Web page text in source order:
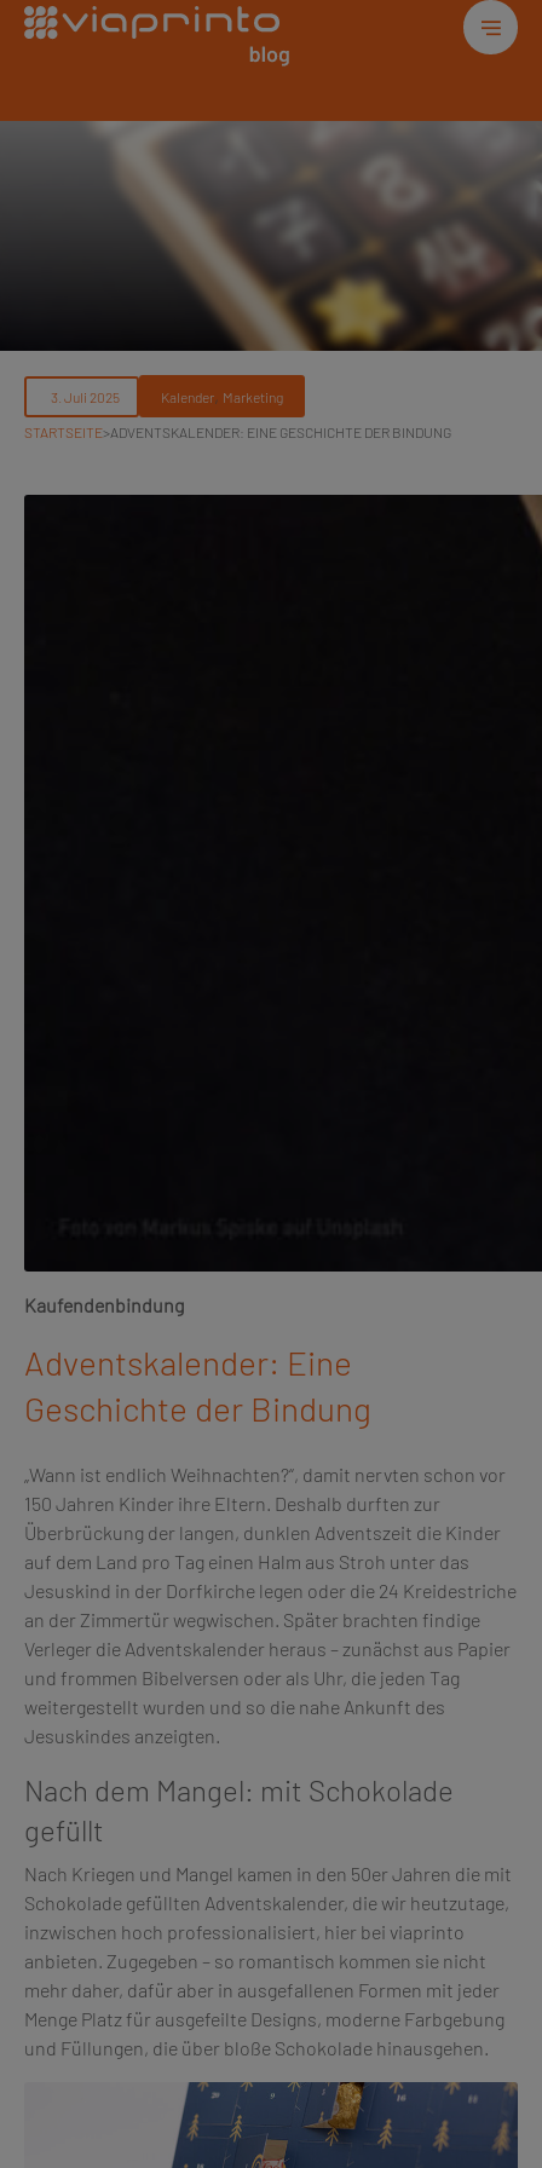
Kalender, Marketing
STARTSEITE>ADVENTSKALENDER: EINE GESCHICHTE DER BINDUNG
Kaufendenbindung
Adventskalender: Eine
Geschichte der Bindung
„Wann ist endlich Weihnachten?“, damit nervten schon vor
150 Jahren Kinder ihre Eltern. Deshalb durften zur
Überbrückung der langen, dunklen Adventszeit die Kinder
auf dem Land pro Tag einen Halm aus Stroh unter das
Jesuskind in der Dorfkirche legen oder die 24 Kreidestriche
an der Zimmertür wegwischen. Später brachten findige
Verleger die Adventskalender heraus – zunächst aus Papier
und frommen Bibelversen oder als Uhr, die jeden Tag
weitergestellt wurden und so die nahe Ankunft des
Jesuskindes anzeigten.
Nach dem Mangel: mit Schokolade
gefüllt
Nach Kriegen und Mangel kamen in den 50er Jahren die mit
Schokolade gefüllten Adventskalender, die wir heutzutage,
inzwischen hoch professionalisiert, hier bei viaprinto
anbieten. Zugegeben – so romantisch kommen sie nicht
mehr daher, dafür aber in ausgefallenen Formen mit jeder
Menge Platz für ausgefeilte Designs, moderne Farbgebung
und Füllungen, die über bloße Schokolade hinausgehen.